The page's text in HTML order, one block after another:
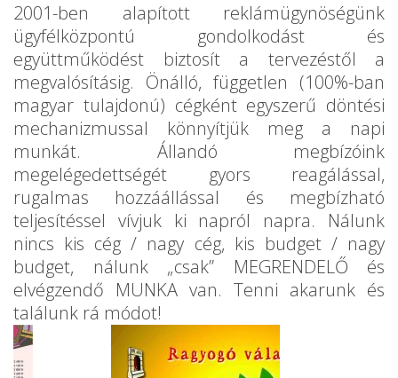
2001-ben alapított reklámügynöségünk
ügyfélközpontú gondolkodást és
együttműködést biztosít a tervezéstől a
megvalósításig. Önálló, független (100%-ban
magyar tulajdonú) cégként egyszerű döntési
mechanizmussal könnyítjük meg a napi
munkát. Állandó megbízóink
megelégedettségét gyors reagálással,
rugalmas hozzáállással és megbízható
teljesítéssel vívjuk ki napról napra. Nálunk
nincs kis cég / nagy cég, kis budget / nagy
budget, nálunk „csak” MEGRENDELŐ és
elvégzendő MUNKA van. Tenni akarunk és
találunk rá módot!